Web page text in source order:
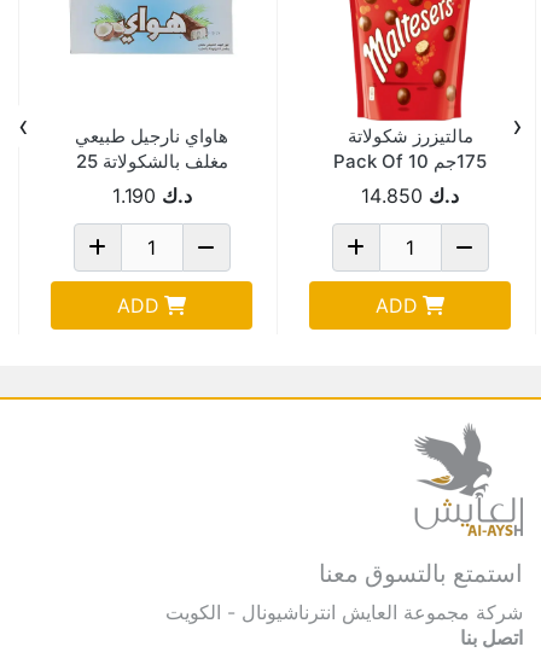
مالتيزرز شكولاتة
175جم Pack Of 10
د.ك 14.850
ADD
هاواي نارجيل طبيعي
مغلف بالشكولاتة 25
د.ك 1.190
ADD
‹
›
استمتع بالتسوق معنا
شركة مجموعة العايش انترناشيونال - الكويت
اتصل بنا